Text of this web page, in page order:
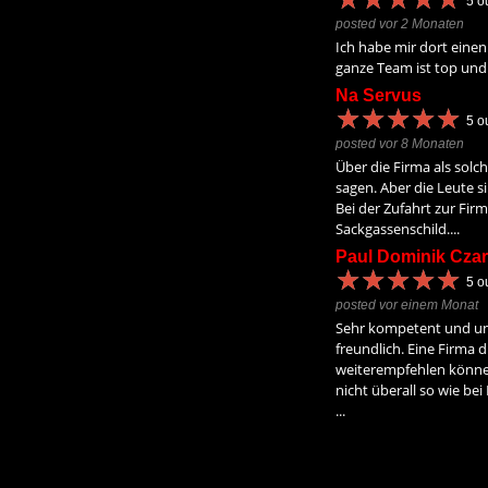
posted vor 2 Monaten
Ich habe mir dort einen
ganze Team ist top
Na Servus
★★★★★
★★★★★ 5
posted vor 8 Monaten
Über die Firma als
sagen. Aber die Leute
Bei der Zufahrt zur
Sackgassenschild....
Paul Dominik
★★★★★
★★★★★ 5
posted vor einem Monat
Sehr kompetent und
freundlich. Eine Firma
weiterempfehlen
nicht überall so wie
...